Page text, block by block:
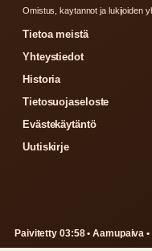
Omistus, kaytannot ja lukijoiden
Tietoa meistä
Yhteystiedot
Historia
Tietosuojaseloste
Evästekäytäntö
Uutiskirje
Paivitetty 03:58 • Aamupaiva